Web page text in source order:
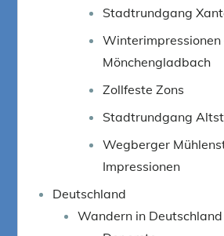
Stadtrundgang
Mönchengladbach
Zollfeste Zons
Stadtrundgang
Wegberger
Impressionen
Deutschland
Wandern in Deutschland